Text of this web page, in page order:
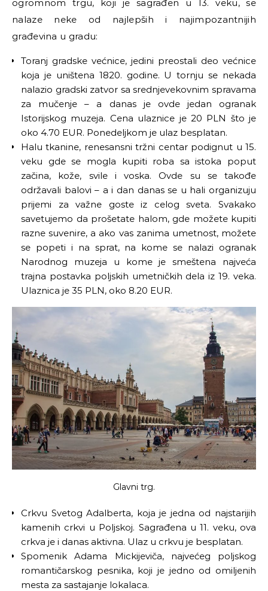
ogromnom trgu, koji je sagrađen u 13. veku, se
nalaze neke od najlepših i najimpozantnijih
građevina u gradu:
Toranj gradske većnice, jedini preostali deo većnice
koja je uništena 1820. godine. U tornju se nekada
nalazio gradski zatvor sa srednjevekovnim spravama
za mučenje– a danas je ovde jedan ogranak
Istorijskog muzeja. Cena ulaznice je 20 PLN što je
oko 4.70 EUR. Ponedeljkom je ulaz besplatan.
Halu tkanine, renesansni tržni centar podignut u 15.
veku gde se mogla kupiti roba sa istoka poput
začina, kože, svile i voska. Ovde su se takođe
održavali balovi– a i dan danas se u hali organizuju
prijemi za važne goste iz celog sveta. Svakako
savetujemo da prošetate halom, gde možete kupiti
razne suvenire, a ako vas zanima umetnost, možete
se popeti i na sprat, na kome se nalazi ogranak
Narodnog muzeja u kome je smeštena najveća
trajna postavka poljskih umetničkih dela iz 19. veka.
Ulaznica je 35 PLN, oko 8.20 EUR.
Glavni trg.
Crkvu Svetog Adalberta, koja je jedna od najstarijih
kamenih crkvi u Poljskoj. Sagrađena u 11. veku, ova
crkva je i danas aktivna. Ulaz u crkvu je besplatan.
Spomenik Adama Mickijeviča, najvećeg poljskog
romantičarskog pesnika, koji je jedno od omiljenih
mesta za sastajanje lokalaca.